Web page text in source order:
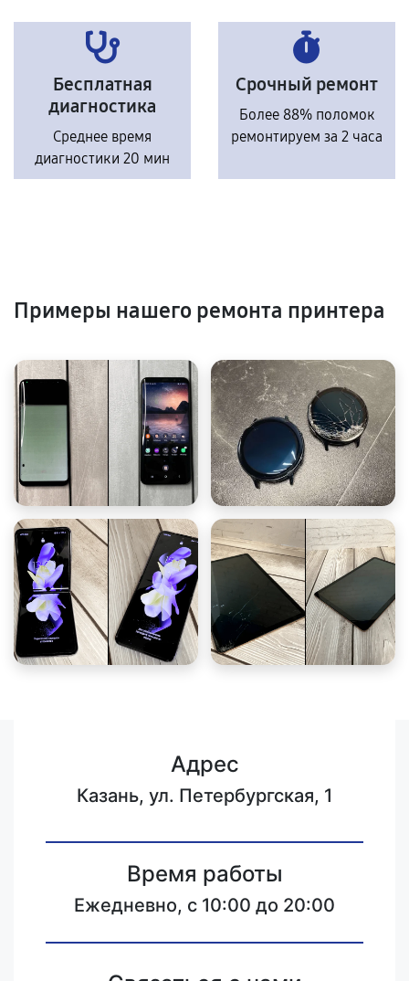
Бесплатная
диагностика
Среднее время
диагностики 20 мин
Срочный ремонт
Более 88% поломок
ремонтируем за 2 часа
Примеры нашего ремонта принтера
Адрес
Казань, ул. Петербургская, 1
Время работы
Ежедневно, с 10:00 до 20:00